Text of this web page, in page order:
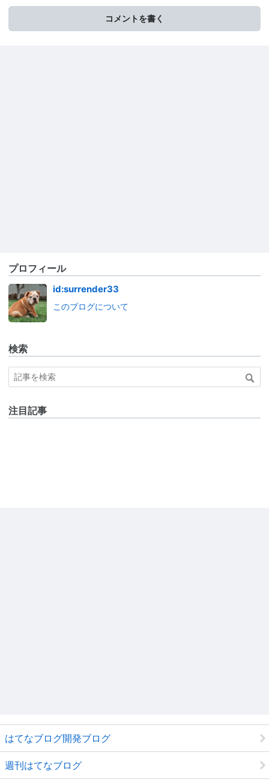
コメントを書く
プロフィール
id:surrender33
このブログについて
検索
注目記事
はてなブログ開発ブログ
週刊はてなブログ